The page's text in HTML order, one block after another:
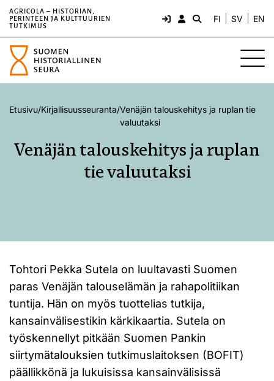
AGRICOLA – HISTORIAN,
PERINTEEN JA KULTTUURIEN
TUTKIMUS
FI SV EN
Etusivu/Kirjallisuusseuranta/Venäjän talouskehitys ja ruplan tie
valuutaksi
Venäjän talouskehitys ja ruplan
tie valuutaksi
Tohtori Pekka Sutela on luultavasti Suomen
paras Venäjän talouselämän ja rahapolitiikan
tuntija. Hän on myös tuottelias tutkija,
kansainvälisestikin kärkikaartia. Sutela on
työskennellyt pitkään Suomen Pankin
siirtymätalouksien tutkimuslaitoksen (BOFIT)
päällikkönä ja lukuisissa kansainvälisissä